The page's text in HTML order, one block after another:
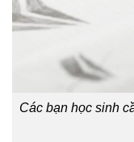
Các bạn học sinh